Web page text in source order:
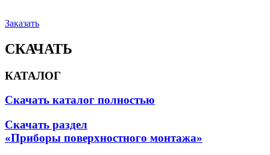
Заказать
СКАЧАТЬ
КАТАЛОГ
Скачать каталог полностью
Скачать раздел
«Приборы поверхностного монтажа»